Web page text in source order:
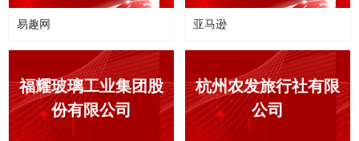
易趣网 亚马逊
福耀玻璃工业集团股
份有限公司
杭州农发旅行社有限
公司